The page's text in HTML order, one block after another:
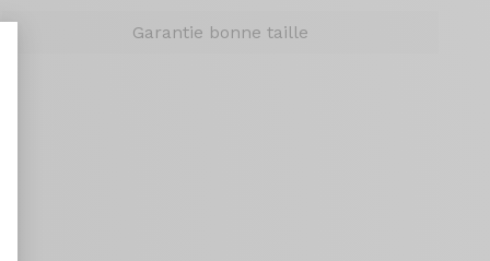
: Personnalisez vos Options
Garantie bonne taille